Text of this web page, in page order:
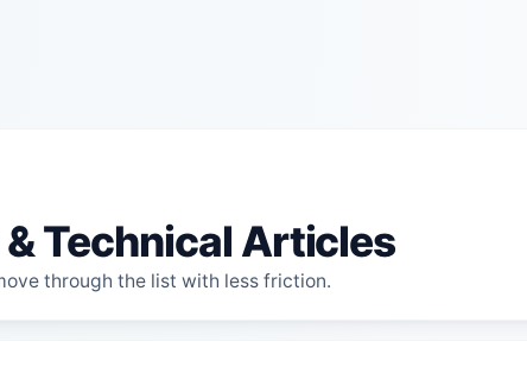
Technical Articles
through the list with less friction.